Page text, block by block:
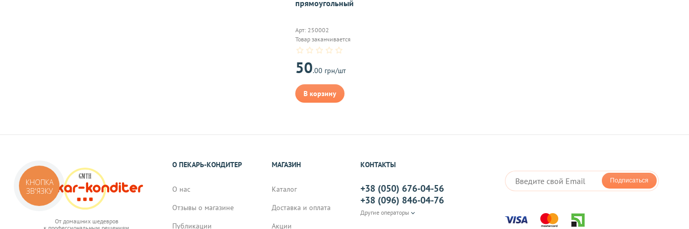
прямоугольный
Арт: 250002
Товар заканчивается
50.00 грн/шт
В корзину
От домашних шедевров
О ПЕКАРЬ-КОНДИТЕР
О нас
Отзывы о магазине
Публикации
МАГАЗИН
Каталог
Доставка и оплата
Акции
КОНТАКТЫ
+38 (050) 676-04-56
+38 (096) 846-04-76
Другие операторы
Подписаться
КНОПКА
ЗВ'ЯЗКУ